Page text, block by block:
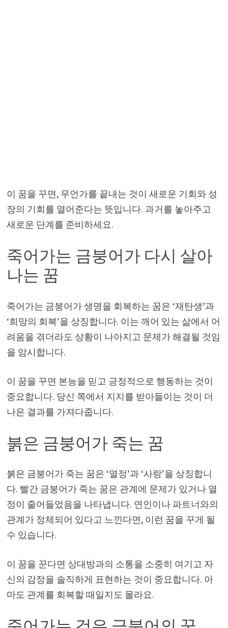
이 꿈을 꾸면, 무언가를 끝내는 것이 새로운 기회와 성
장의 기회를 열어준다는 뜻입니다. 과거를 놓아주고
새로운 단계를 준비하세요.
죽어가는 금붕어가 다시 살아
나는 꿈
죽어가는 금붕어가 생명을 회복하는 꿈은 ‘재탄생’과
‘희망의 회복’을 상징합니다. 이는 깨어 있는 삶에서 어
려움을 겪더라도 상황이 나아지고 문제가 해결될 것임
을 암시합니다.
이 꿈을 꾸면 본능을 믿고 긍정적으로 행동하는 것이
중요합니다. 당신 쪽에서 지지를 받아들이는 것이 더
나은 결과를 가져다줍니다.
붉은 금붕어가 죽는 꿈
붉은 금붕어가 죽는 꿈은 ‘열정’과 ‘사랑’을 상징합니
다. 빨간 금붕어가 죽는 꿈은 관계에 문제가 있거나 열
정이 줄어들었음을 나타냅니다. 연인이나 파트너와의
관계가 정체되어 있다고 느낀다면, 이런 꿈을 꾸게 될
수 있습니다.
이 꿈을 꾼다면 상대방과의 소통을 소중히 여기고 자
신의 감정을 솔직하게 표현하는 것이 중요합니다. 아
마도 관계를 회복할 때일지도 몰라요.